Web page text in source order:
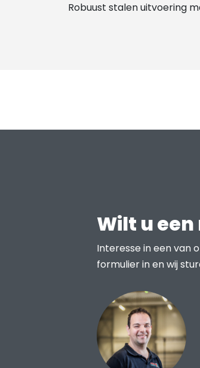
Robuust stalen uitvoering
Wilt u
Interesse in een van
formulier in en wij